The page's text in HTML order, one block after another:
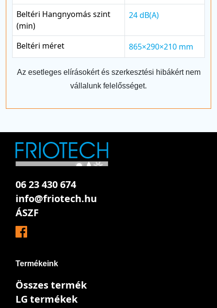
Beltéri Hangnyomás szint
(min)
24 dB(A)
Beltéri méret 865×290×210 mm
Az esetleges elírásokért és szerkesztési hibákért nem
vállalunk felelősséget.
06 23 430 674
info@friotech.hu
ÁSZF
Termékeink
Összes termék
LG termékek